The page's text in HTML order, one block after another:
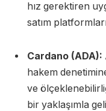
hız gerektiren
satım
Cardano (ADA):
hakem
ve
bir yaklaşımla